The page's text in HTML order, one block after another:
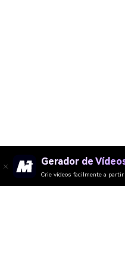
Gerador de
Crie vídeos facilmente a